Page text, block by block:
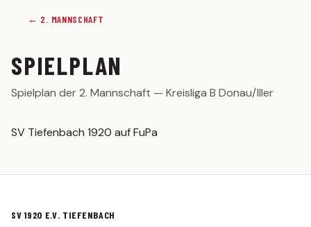
Sportgelände
Kickerle-Archiv
AKTIVE
Statistik
← 2. MANNSCHAFT
SPIELPLAN
Spielplan der 2. Mannschaft — Kreisliga B Donau/Iller
SV Tiefenbach 1920 auf FuPa
SV 1920 E.V. TIEFENBACH